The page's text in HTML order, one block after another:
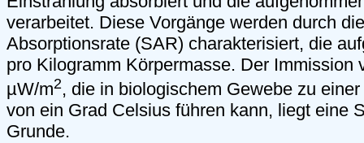
verarbeitet. Diese Vorgänge werden durch
Absorptionsrate (SAR) charakterisiert, die
pro Kilogramm Körpermasse. Der Immission
µW/m2, die in biologischem Gewebe zu
von ein Grad Celsius führen kann, liegt eine
Grunde.